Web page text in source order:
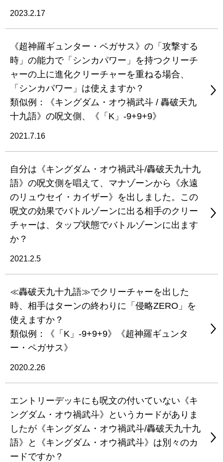
2023.2.17
《超神羅ギュンター・ペガサス》の「攻撃する
時」の能力で「シンカパワー」を持つクリーチ
ャーの上に進化クリーチャーを重ねる場合、
「シンカパワー」は使えますか？
類似例：《キングダム・オウ禍武斗 / 轟破天九
十九語》の呪文側、《「K」-9+9+9》
2021.7.16
自分は《キングダム・オウ禍武斗/轟破天九十九
語》の呪文側を唱えて、マナゾーンから《永遠
のリュウセイ・カイザー》を出しました。この
呪文の効果でバトルゾーンに出る相手のクリー
チャーは、タップ状態でバトルゾーンに出ます
か？
2021.2.5
≪轟破天九十九語≫でクリーチャーを出した
時、相手はターンの終わりに「侵略ZERO」を
使えますか？
類似例：《「K」-9+9+9》《超神羅ギュンタ
ー・ペガサス》
2020.2.26
エントリーデッキにも呪文の付いていない《キ
ングダム・オウ禍武斗》というカードがありま
したが《キングダム・オウ禍武斗/轟破天九十九
語》と《キングダム・オウ禍武斗》は別々のカ
ードですか？